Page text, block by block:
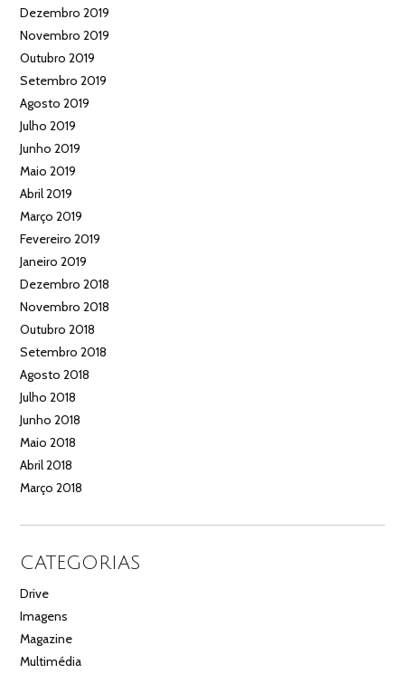
Dezembro 2019
Novembro 2019
Outubro 2019
Setembro 2019
Agosto 2019
Julho 2019
Junho 2019
Maio 2019
Abril 2019
Março 2019
Fevereiro 2019
Janeiro 2019
Dezembro 2018
Novembro 2018
Outubro 2018
Setembro 2018
Agosto 2018
Julho 2018
Junho 2018
Maio 2018
Abril 2018
Março 2018
CATEGORIAS
Drive
Imagens
Magazine
Multimédia